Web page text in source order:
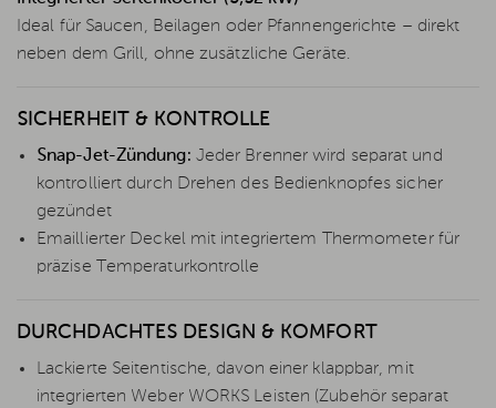
Ideal für Saucen, Beilagen oder Pfannengerichte – direkt
neben dem Grill, ohne zusätzliche Geräte.
SICHERHEIT & KONTROLLE
Snap-Jet-Zündung: Jeder Brenner wird separat und
kontrolliert durch Drehen des Bedienknopfes sicher
gezündet
Emaillierter Deckel mit integriertem Thermometer für
präzise Temperaturkontrolle
DURCHDACHTES DESIGN & KOMFORT
Lackierte Seitentische, davon einer klappbar, mit
integrierten Weber WORKS Leisten (Zubehör separat